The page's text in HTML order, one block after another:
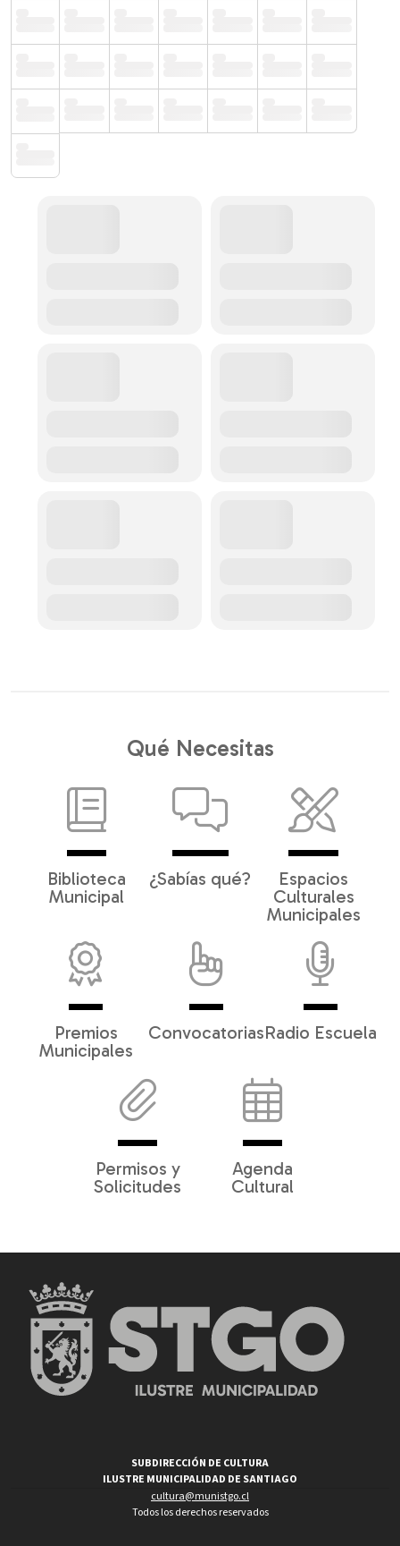
Qué Necesitas
Biblioteca
Municipal
¿Sabías qué?
Espacios
Culturales
Municipales
Premios
Municipales
ConvocatoriasRadio Escuela
Permisos y
Solicitudes
Agenda
Cultural
SUBDIRECCIÓN DE CULTURA
ILUSTRE MUNICIPALIDAD DE SANTIAGO
cultura@munistgo.cl
Todos los derechos reservados